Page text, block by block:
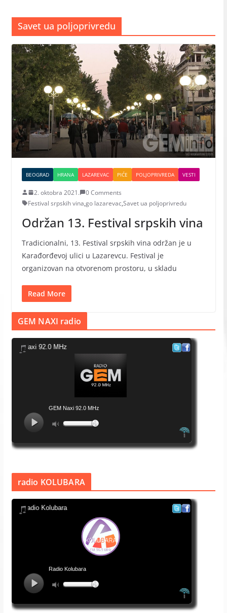
Savet ua poljoprivredu
BEOGRAD HRANA LAZAREVAC PIĆE POLJOPRIVREDA VESTI
2. oktobra 2021.
0 Comments
Festival srpskih vina,go lazarevac,Savet ua poljoprivredu
Održan 13. Festival srpskih vina
Tradicionalni, 13. Festival srpskih vina održan je u
Karađorđevoj ulici u Lazarevcu. Festival je
organizovan na otvorenom prostoru, u skladu
Read More
GEM NAXI radio
radio KOLUBARA